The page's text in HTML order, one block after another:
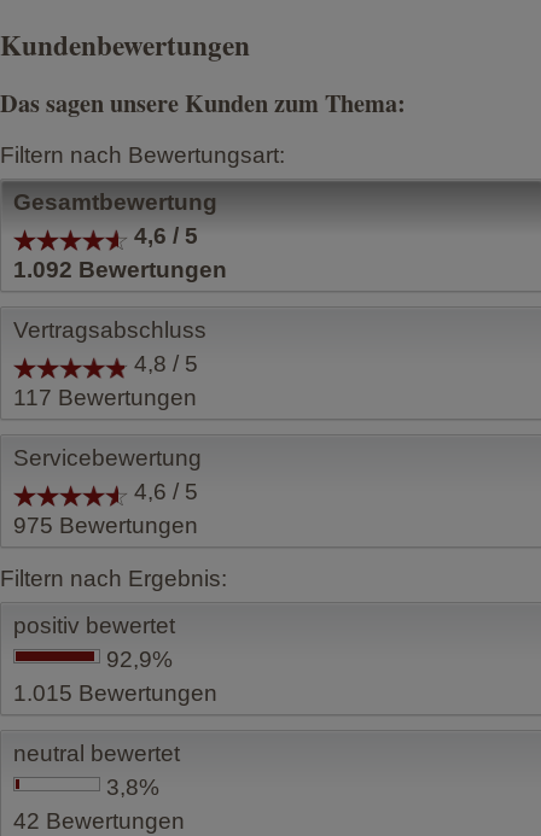
Kundenbewertungen
Das sagen unsere Kunden zum Thema:
Filtern nach Bewertungsart:
Gesamtbewertung
4,6 / 5
1.092 Bewertungen
Vertragsabschluss
4,8 / 5
117 Bewertungen
Servicebewertung
4,6 / 5
975 Bewertungen
Filtern nach Ergebnis:
positiv bewertet
92,9%
1.015 Bewertungen
neutral bewertet
3,8%
42 Bewertungen